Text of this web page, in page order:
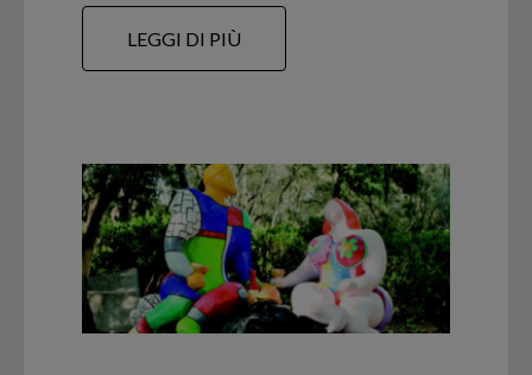
LEGGI DI PIÙ